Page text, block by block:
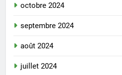
octobre 2024
septembre 2024
août 2024
juillet 2024